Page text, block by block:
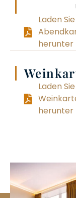
Laden
herunter
Laden
herunter